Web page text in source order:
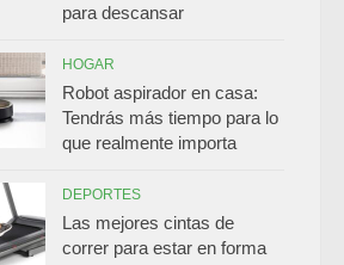
para descansar
HOGAR
Robot aspirador en casa:
Tendrás más tiempo para lo
que realmente importa
DEPORTES
Las mejores cintas de
correr para estar en forma